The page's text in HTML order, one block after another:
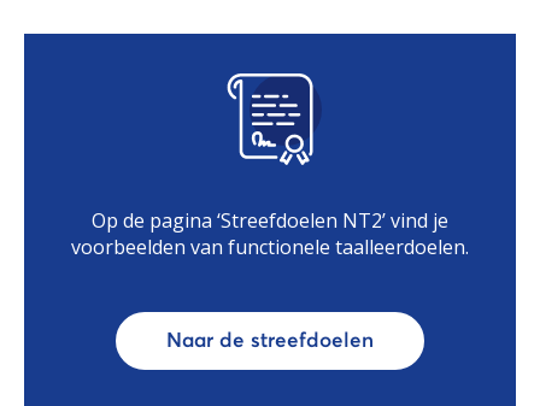
Op de pagina ‘Streefdoelen NT2’ vind je
voorbeelden van functionele taalleerdoelen.
Naar de streefdoelen